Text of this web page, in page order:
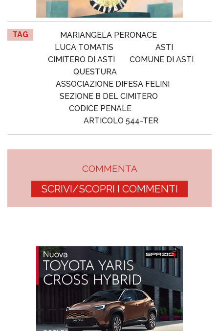
TAG
MARIANGELA PERONACE
LUCA TOMATIS
ASTI
CIMITERO DI ASTI
COMUNE DI ASTI
QUESTURA
ASSOCIAZIONE DIFESA FELINI
SEZIONE B DEL CIMITERO
CODICE PENALE
ARTICOLO 544-TER
COMMENTA
SCRIVI/SCOPRI I COMMENTI